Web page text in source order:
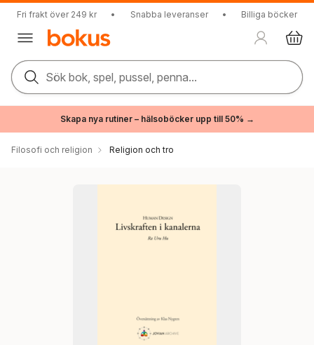
Fri frakt över 249 kr • Snabba leveranser • Billiga böcker
Sök bok, spel, pussel, penna...
Skapa nya rutiner – hälsoböcker upp till 50% →
Filosofi och religion Religion och tro